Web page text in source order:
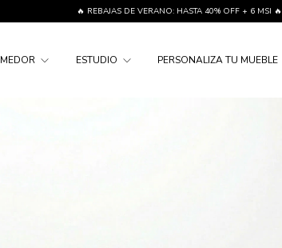
🔥 REBAJAS DE VERANO: HASTA 40% OFF + 6 MSI 🔥
ESTUDIO PERSONALIZA TU MUEBLE